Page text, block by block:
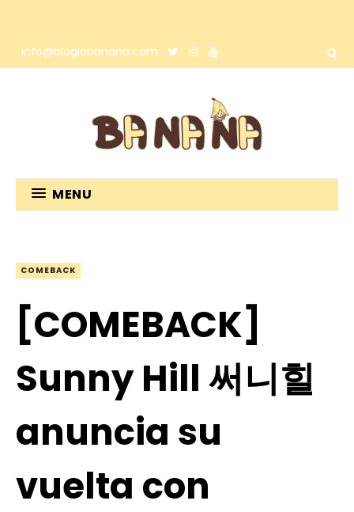
info@bloglabanana.com
MENU
COMEBACK
[COMEBACK]
Sunny Hill 써니힐
anuncia su
vuelta con